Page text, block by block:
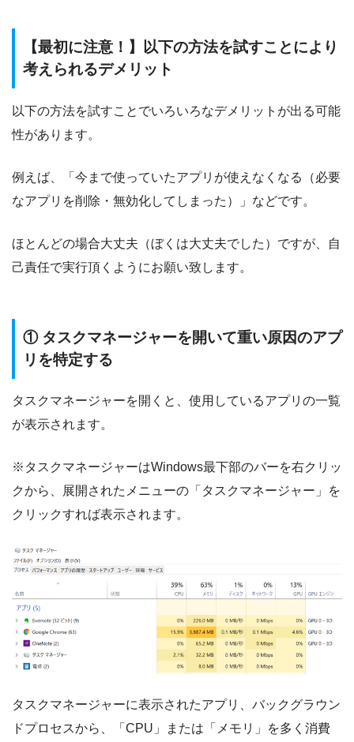
【最初に注意！】以下の方法を試すことにより
考えられるデメリット
以下の方法を試すことでいろいろなデメリットが出る可能
性があります。
例えば、「今まで使っていたアプリが使えなくなる（必要
なアプリを削除・無効化してしまった）」などです。
ほとんどの場合大丈夫（ぼくは大丈夫でした）ですが、自
己責任で実行頂くようにお願い致します。
① タスクマネージャーを開いて重い原因のアプ
リを特定する
タスクマネージャーを開くと、使用しているアプリの一覧
が表示されます。
※タスクマネージャーはWindows最下部のバーを右クリッ
クから、展開されたメニューの「タスクマネージャー」を
クリックすれば表示されます。
タスクマネージャーに表示されたアプリ、バックグラウン
ドプロセスから、「CPU」または「メモリ」を多く消費